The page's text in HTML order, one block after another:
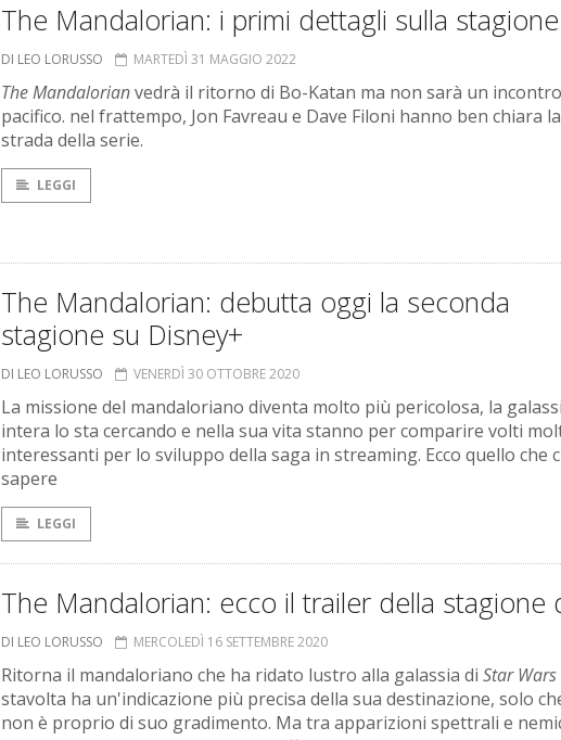
The Mandalorian: i primi dettagli sulla
DI LEO LORUSSO MARTEDÌ 31 MAGGIO 2022
The Mandalorianvedrà il ritorno di Bo-Katan ma non sarà un incontro
pacifico. nel frattempo, Jon Favreau e Dave Filoni hanno ben chiara la
strada della serie.
LEGGI
The Mandalorian: debutta oggi la seconda
stagione su Disney+
DI LEO LORUSSO VENERDÌ 30 OTTOBRE 2020
La missione del mandaloriano diventa molto più pericolosa, la
intera lo sta cercando e nella sua vita stanno per comparire volti
interessanti per lo sviluppo della saga in streaming. Ecco quello che
sapere
LEGGI
The Mandalorian: ecco il trailer della stagione
DI LEO LORUSSO MERCOLEDÌ 16 SETTEMBRE 2020
Ritorna il mandaloriano che ha ridato lustro alla galassia di Star Wars
stavolta ha un'indicazione più precisa della sua destinazione, solo
non è proprio di suo gradimento. Ma tra apparizioni spettrali e